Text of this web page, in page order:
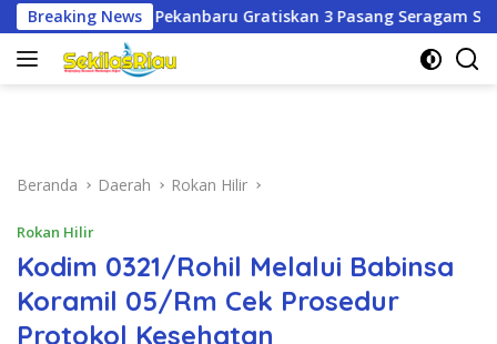
Langsung
ke
konten
Breaking News
Gratiskan 3 Pasang Seragam Sekolah untuk Murid Baru SD
Beranda Daerah Rokan Hilir
Rokan Hilir
Kodim 0321/Rohil Melalui Babinsa
Koramil 05/Rm Cek Prosedur
Protokol Kesehatan